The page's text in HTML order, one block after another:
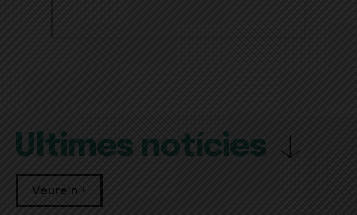
Últimes notícies
Veure'n +